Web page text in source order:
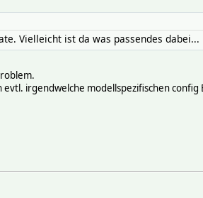
Vielleicht ist da was passendes dabei...
irgendwelche modellspezifischen